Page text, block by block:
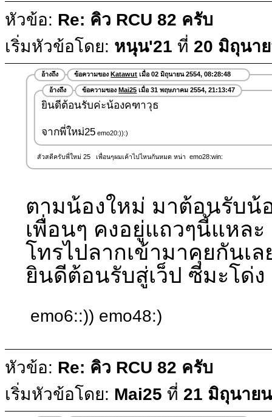
หัวข้อ: Re: คิว RCU 82 ครับ
เริ่มหัวข้อโดย: หนุน'21 ที่ 20 มิถุนา
อ้างถึง ข้อความของKatawut เมื่อ 02 มิถุนายน 2554, 08:28:48
อ้างถึง ข้อความของMai25 เมื่อ 31 พฤษภาคม 2554, 21:13:47
ยินดีต้อนรับค่ะน้องคฑาวุธ
จากพี่ใหม่25 emo20:)):)
สัวสดีครับพี่ใหม่ 25 เพื่อนๆผมเค้าไปไหนกันหมด หน่า emo28:win:
ตามน้องใหม่ มาต้อนรับน้
เพื่อนๆ คงอยู่แถวๆนี้แหละ
โทรไปลากเข้ามาคุยกันเล
ยินดีต้อนรับสู่เว็ป ซีมะโด่ง
emo6::)) emo48:)
หัวข้อ: Re: คิว RCU 82 ครับ
เริ่มหัวข้อโดย: Mai25 ที่ 21 มิถุนาย